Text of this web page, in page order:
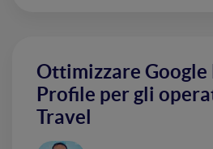
Ottimizzare Google
Profile per gli
Travel